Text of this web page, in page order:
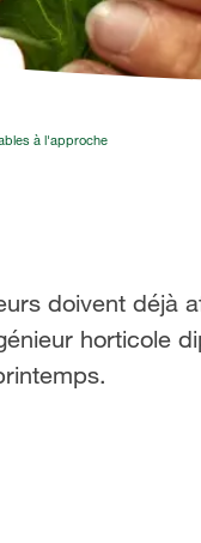
à l'approche
doivent déjà
horticole